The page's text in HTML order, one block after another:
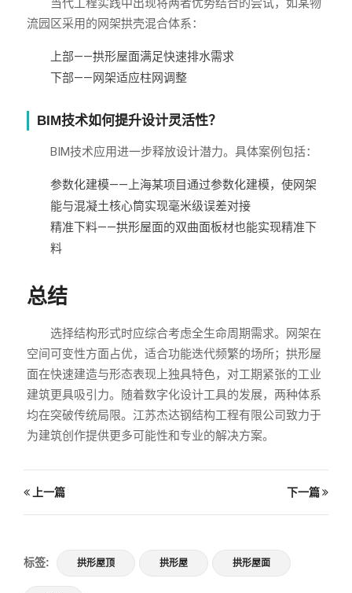
当代工程实践中出现将两者优势结合的尝试，如某物
流园区采用的网架拱壳混合体系：
上部——拱形屋面满足快速排水需求
下部——网架适应柱网调整
BIM技术如何提升设计灵活性？
BIM技术应用进一步释放设计潜力。具体案例包括：
参数化建模——上海某项目通过参数化建模，使网架
能与混凝土核心筒实现毫米级误差对接
精准下料——拱形屋面的双曲面板材也能实现精准下
料
总结
选择结构形式时应综合考虑全生命周期需求。网架在
空间可变性方面占优，适合功能迭代频繁的场所；拱形屋
面在快速建造与形态表现上独具特色，对工期紧张的工业
建筑更具吸引力。随着数字化设计工具的发展，两种体系
均在突破传统局限。江苏杰达钢结构工程有限公司致力于
为建筑创作提供更多可能性和专业的解决方案。
上一篇 下一篇
标签: 拱形屋顶 拱形屋 拱形屋面